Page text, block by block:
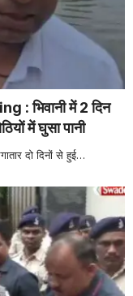
भिवानी में 2 दिन
में घुसा पानी
दो दिनों से हुई…